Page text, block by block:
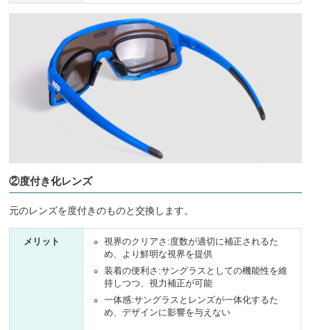
②度付き化レンズ
元のレンズを度付きのものと交換します。
メリット
視界のクリアさ:度数が適切に補正されるた
め、より鮮明な視界を提供
装着の便利さ:サングラスとしての機能性を維
持しつつ、視力補正が可能
一体感:サングラスとレンズが一体化するた
め、デザインに影響を与えない